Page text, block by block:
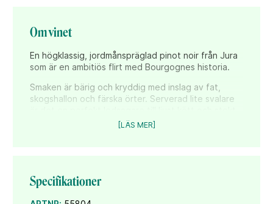
Om vinet
En högklassig, jordmånspräglad pinot noir från Jura
som är en ambitiös flirt med Bourgognes historia.
Smaken är bärig och kryddig med inslag av fat,
skogshallon och färska örter. Serverad lite svalare
fisk men självklart även till franska hårdostar.
ligger på flera hundra meters höjd i
bergslandskapet nära gränsen till Schweiz.
[LÄS MER]
Specifikationer